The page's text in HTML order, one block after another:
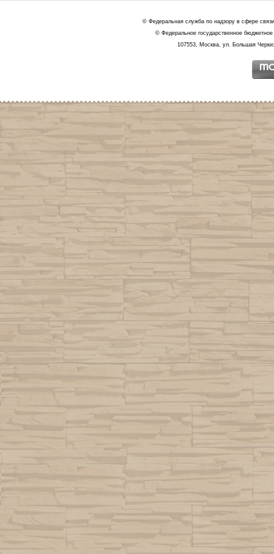
© Федеральная служба по надзору в сфере
© Федеральное государственное
107553, Москва, ул. Большая